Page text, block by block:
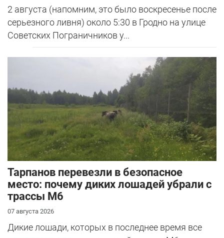
2 августа (напомним, это было воскресенье после
серьезного ливня) около 5:30 в Гродно на улице
Советских Пограничников у...
Тарпанов перевезли в безопасное
место: почему диких лошадей убрали с
трассы М6
07 августа 2026
Дикие лошади, которых в последнее время все